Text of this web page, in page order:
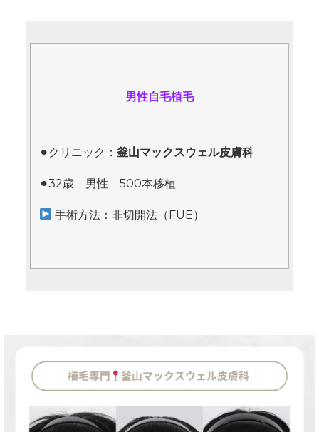
男性自毛植毛
⚫︎クリニック： 釜山マックスウェル皮膚科
⚫︎32歳 男性 500本移植
手術方法：非切開法（FUE）